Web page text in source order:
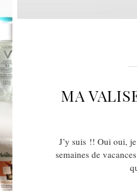
MA
J’y suis !! Oui oui,
semaines de